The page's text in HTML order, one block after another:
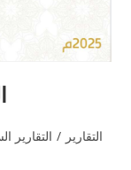
التقارير / التقارير